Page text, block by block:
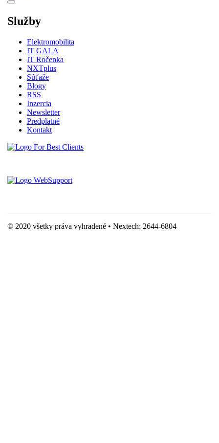
Služby
Elektromobilita
IT GALA
IT Ročenka
NXTplus
Súťaže
Blogy
RSS
Inzercia
Newsletter
Predplatné
Kontakt
© 2020 všetky práva vyhradené • Nextech: 2644-6804